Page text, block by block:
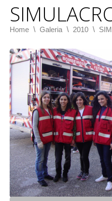
Home \ Galeria \ 2010 \